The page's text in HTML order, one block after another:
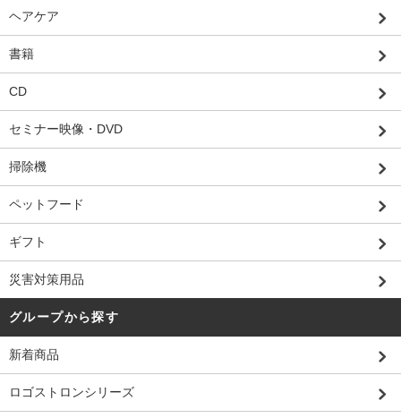
ヘアケア
書籍
CD
セミナー映像・DVD
掃除機
ペットフード
ギフト
災害対策用品
グループから探す
新着商品
ロゴストロンシリーズ